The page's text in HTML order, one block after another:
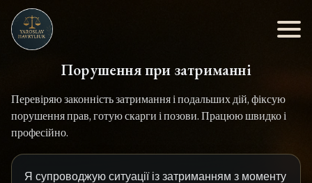
Порушення при затриманні
Перевіряю законність затримання і подальших дій, фіксую
порушення прав, готую скарги і позови. Працюю швидко і
професійно.
Я супроводжую ситуації із затриманням з моменту